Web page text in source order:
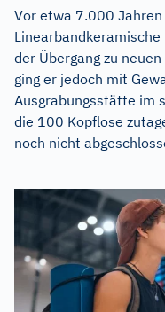
Vor etwa 7.000
der Übergang zu
ging er jedoch mit
Ausgrabungsstätte im
die 100 Kopflose
noch nicht